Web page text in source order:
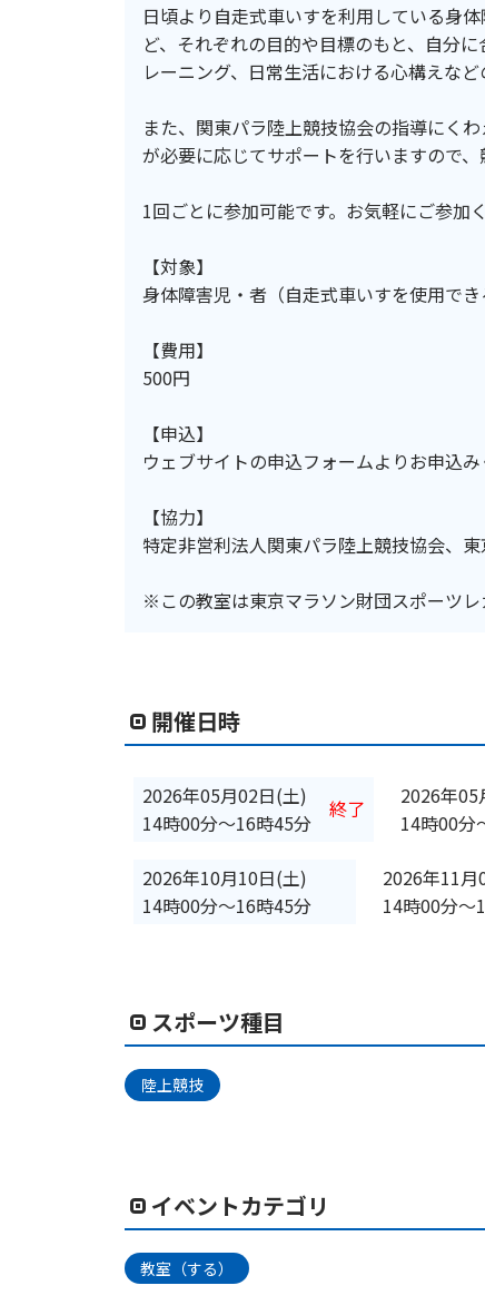
日頃より自走式車いすを利用している身
ど、それぞれの目的や目標のもと、自分
レーニング、日常生活における心構えな
また、関東パラ陸上競技協会の指導にく
が必要に応じてサポートを行いますので
1回ごとに参加可能です。お気軽にご参加
【対象】
身体障害児・者（自走式車いすを使用でき
【費用】
500円
【申込】
ウェブサイトの申込フォームよりお申込み
【協力】
特定非営利法人関東パラ陸上競技協会、
※この教室は東京マラソン財団スポーツレ
開催日時
2026年05月02日(土)
14時00分〜16時45分
終了
2026年05
14時00分
2026年10月10日(土)
14時00分〜16時45分
2026年11月
14時00分〜
スポーツ種目
陸上競技
イベントカテゴリ
教室（する）